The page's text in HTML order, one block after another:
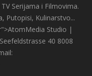
Serijama i Filmovima.
Putopisi, Kulinarstvo...
Studio |
40 8008